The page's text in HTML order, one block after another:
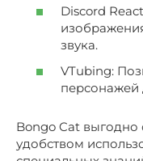
Discord
звука.
VTubing:
персонажей
Bongo Cat выгодно
удобством